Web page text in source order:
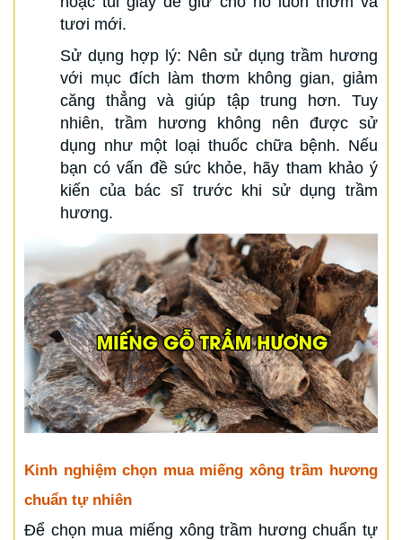
tươi mới.
Sử dụng hợp lý: Nên sử dụng trầm hương
với mục đích làm thơm không gian, giảm
căng thẳng và giúp tập trung hơn. Tuy
nhiên, trầm hương không nên được sử
dụng như một loại thuốc chữa bệnh. Nếu
bạn có vấn đề sức khỏe, hãy tham khảo ý
kiến của bác sĩ trước khi sử dụng trầm
hương.
Kinh nghiệm chọn mua miếng xông trầm hương
chuẩn tự nhiên
Để chọn mua miếng xông trầm hương chuẩn tự